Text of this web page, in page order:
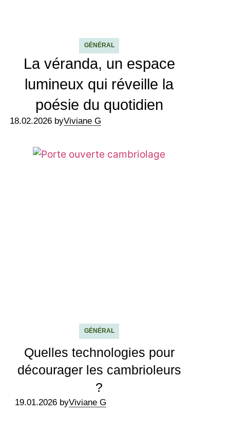
GÉNÉRAL
La véranda, un espace
lumineux qui réveille la
poésie du quotidien
18.02.2026 byViviane G
GÉNÉRAL
Quelles technologies pour
décourager les cambrioleurs
?
19.01.2026 byViviane G